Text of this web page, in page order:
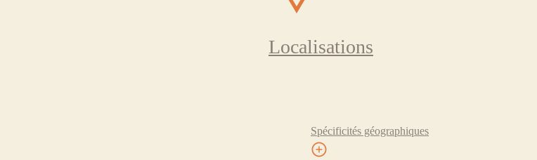
Localisations
Spécificités géographiques